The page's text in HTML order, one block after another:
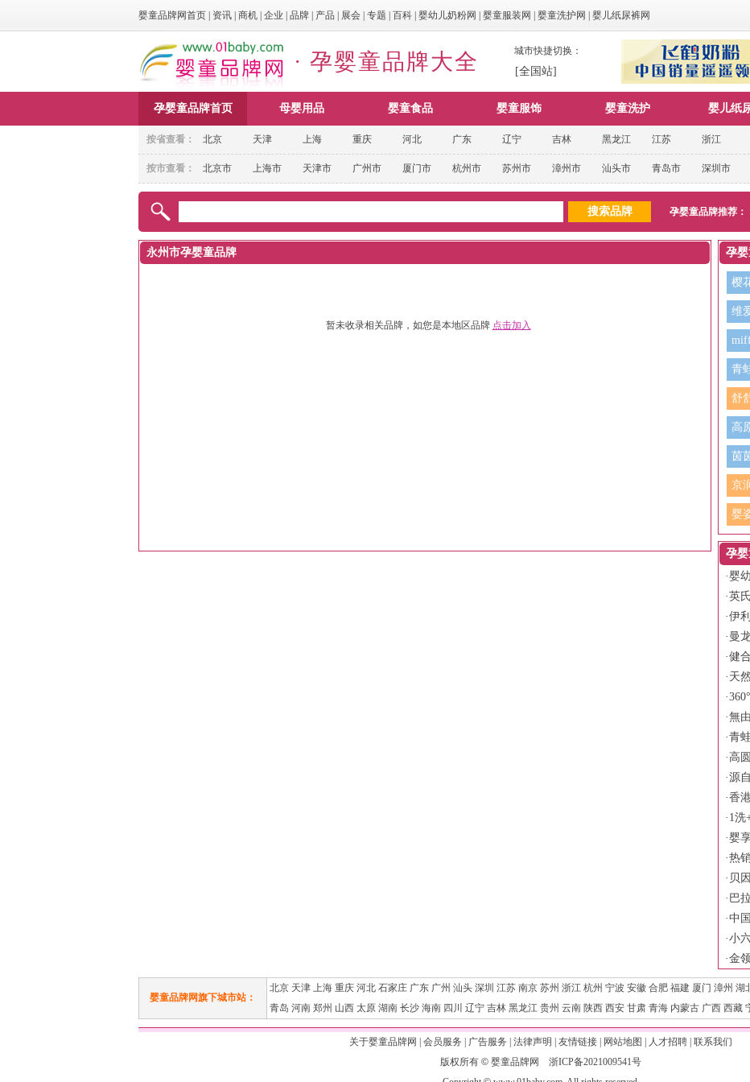
婴童品牌网首页 资讯 商机 企业 品牌 产品 展会 专题 百科 婴幼儿奶粉网 婴童服装网 婴童洗护网 婴儿纸尿裤网
· 孕婴童品牌大全 城市快捷切换：
[全国站]
孕婴童品牌首页 母婴用品 婴童食品 婴童服饰 婴童洗护 婴儿纸
北京 天津 上海 重庆 河北 广东 辽宁 吉林 黑龙江 江苏 浙江
按省查看：
北京市 上海市 天津市 广州市 厦门市 杭州市 苏州市 漳州市 汕头市 青岛市 深圳市
按市查看：
孕婴童品牌推荐：
永州市孕婴童品牌
暂未收录相关品牌，如您是本地区品牌 点击加入
孕
樱
维
青
舒
高
茵
京
婴
孕
·婴
·英
心
·伊
守护
· 曼
抱生
·健
宝
· 天
一程
·
化
·無
年
·青
x-C
· 高
同
·源
国市
·香
出
· 1洗
ME
·婴
奶
·热
针
· 贝
道破
· 巴
产品
·中
链
·小
肌
·金
长一
婴童品牌网旗下城市站：
北京 天津 上海 重庆 河北 石家庄 广东 广州 汕头 深圳 江苏 南京 苏州 浙江 杭州 宁波 安徽 合肥 福建 厦门 漳州 湖
青岛 河南 郑州 山西 太原 湖南 长沙 海南 四川 辽宁 吉林 黑龙江 贵州 云南 陕西 西安 甘肃 青海 内蒙古 广西 西藏
关于婴童品牌网 会员服务 广告服务 法律声明 友情链接 网站地图 人才招聘 联系我们
版权所有 © 婴童品牌网 浙ICP备2021009541号